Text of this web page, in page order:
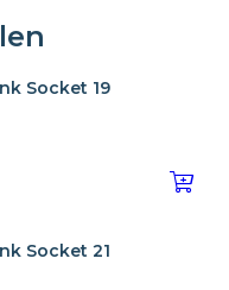
Socket 19
Socket 21